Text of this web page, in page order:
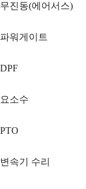
무진동(에어서스)
파워게이트
DPF
요소수
PTO
변속기 수리